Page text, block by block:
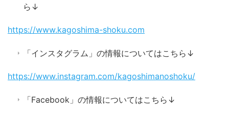
ら↓
https://www.kagoshima-shoku.com
「インスタグラム」の情報についてはこちら↓
https://www.instagram.com/kagoshimanoshoku/
「Facebook」の情報についてはこちら↓